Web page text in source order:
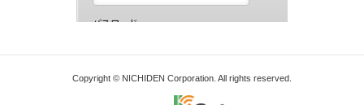
Copyright © NICHIDEN Corporation. All rights reserved.